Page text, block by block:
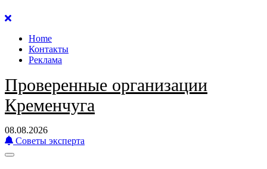
Перейти
содержанию
Home
Контакты
Реклама
Проверенные организации
Кременчуга
08.08.2026
Советы эксперта